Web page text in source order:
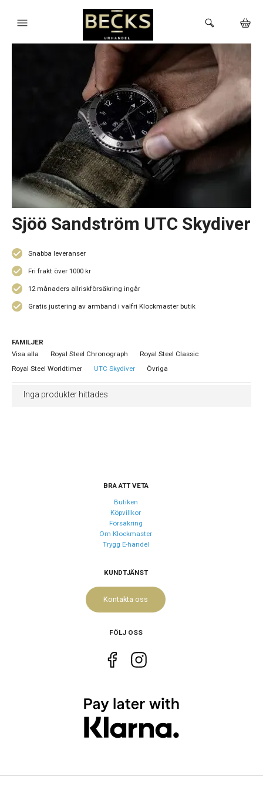
Sjöö Sandström UTC Skydiver
Snabba leveranser
Fri frakt över 1000 kr
12 månaders allriskförsäkring ingår
Gratis justering av armband i valfri Klockmaster butik
FAMILJER
Visa alla
Royal Steel Chronograph
Royal Steel Classic
Royal Steel Worldtimer
UTC Skydiver Övriga
Inga produkter hittades
BRA ATT VETA
Butiken
Köpvillkor
Försäkring
Om Klockmaster
Trygg E-handel
KUNDTJÄNST
Kontakta oss
FÖLJ OSS